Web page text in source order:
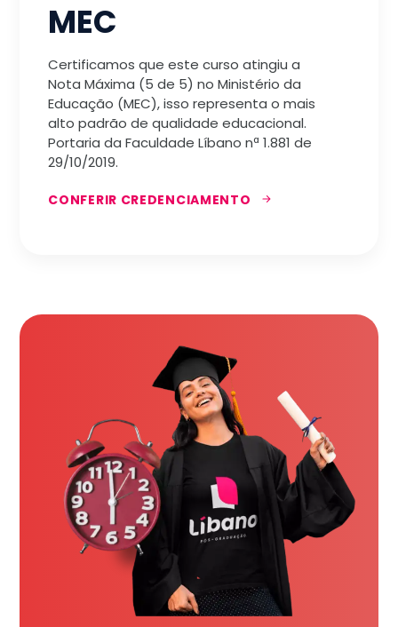
MEC
Certificamos que este curso atingiu a
Nota Máxima (5 de 5) no Ministério da
Educação (MEC), isso representa o mais
alto padrão de qualidade educacional.
Portaria da Faculdade Líbano nª 1.881 de
29/10/2019.
CONFERIR CREDENCIAMENTO